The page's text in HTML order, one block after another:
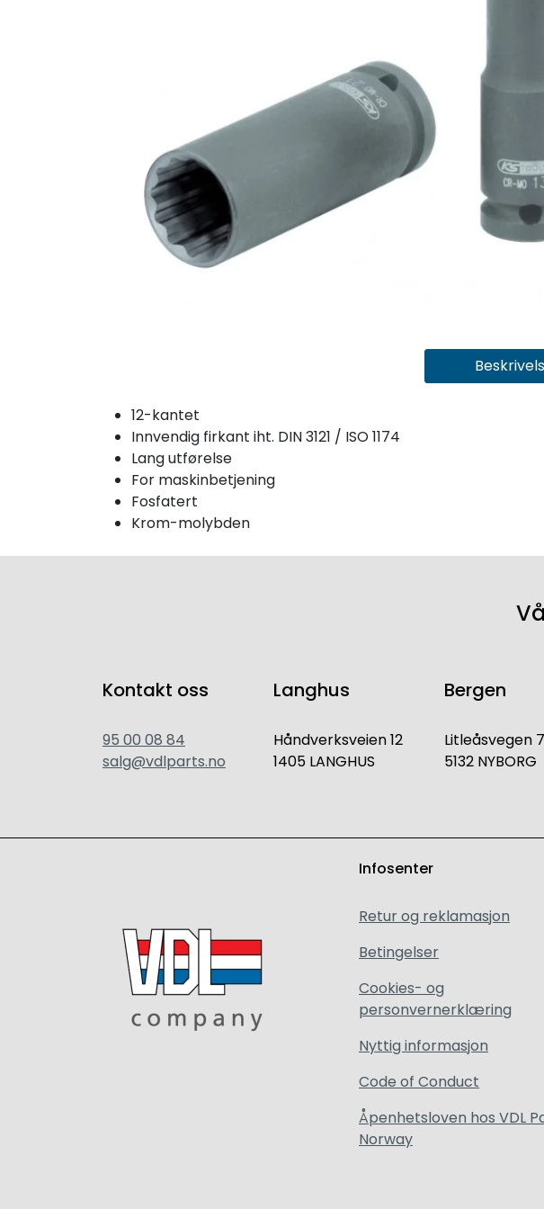
12-kantet
Innvendig firkant iht. DIN 3121 / ISO 1174
Lang utførelse
For maskinbetjening
Fosfatert
Krom-molybden
Kontakt oss
95 00 08 84
salg@vdlparts.no
Langhus
Håndverksveien 12
1405 LANGHUS
Bergen
Litleåsvegen
5132 NYBORG
Infosenter
Retur og reklamasjon
Betingelser
Cookies- og
personvernerklæring
Nyttig informasjon
Code of Conduct
Åpenhetsloven hos VDL
Norway